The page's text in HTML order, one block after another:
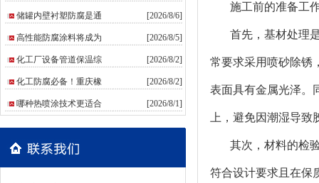
储罐内壁衬塑防腐是通 [2026/8/6]
高性能防腐涂料将成为 [2026/8/5]
化工厂设备管道保温综 [2026/8/2]
化工防腐必备！重庆橡 [2026/8/2]
哪种热喷涂技术更适合 [2026/8/1]
施工前的准备工
首先，基材处理
常要求采用喷砂除锈
表面具有金属光泽。
上，避免因潮湿导
其次，材料的检
符合设计要求且在保